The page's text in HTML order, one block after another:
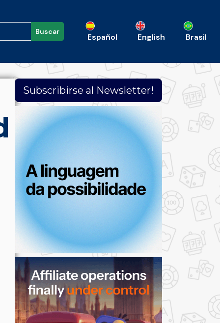
Buscar
Español English Brasil
Subscribirse al Newsletter!